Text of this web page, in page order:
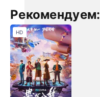
Рекомендуем:
HD